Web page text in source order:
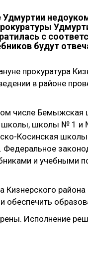
с
будут
прокуратура
в районе
числе
школы, школы № 1
Косинская
и учебными
Исполнение